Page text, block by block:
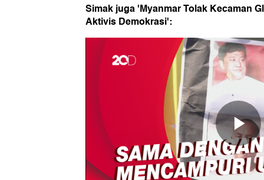
Simak juga 'Myanmar Tolak Kecaman
Aktivis Demokrasi':